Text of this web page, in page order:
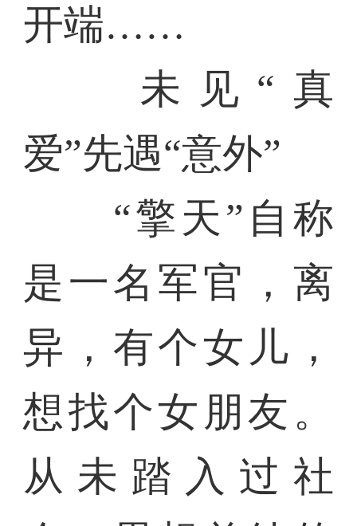
开端……
未见“真
爱”先遇“意外”
“擎天”自称
是一名军官，离
异，有个女儿，
想找个女朋友。
从未踏入过社